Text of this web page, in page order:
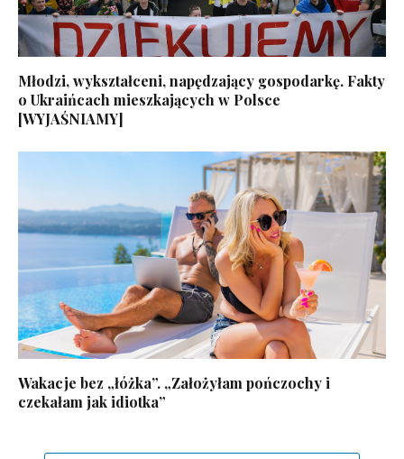
Młodzi, wykształceni, napędzający gospodarkę. Fakty
o Ukraińcach mieszkających w Polsce
[WYJAŚNIAMY]
Wakacje bez „łóżka”. „Założyłam pończochy i
czekałam jak idiotka”